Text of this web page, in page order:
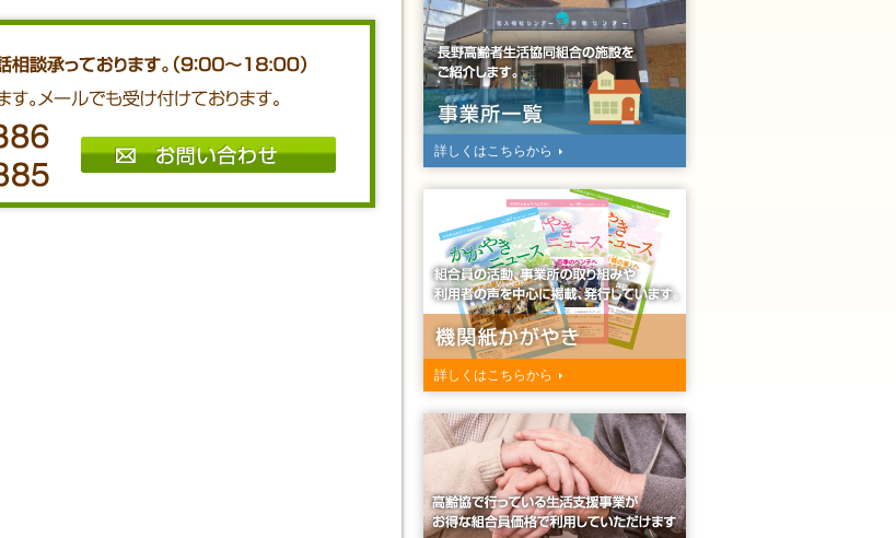
詳しくはこちらから
詳しくはこちらから